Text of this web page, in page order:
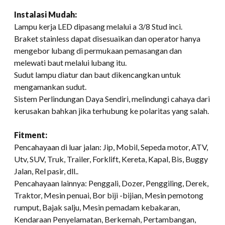
Instalasi Mudah:
Lampu kerja LED dipasang melalui a 3/8 Stud inci.
Braket stainless dapat disesuaikan dan operator hanya
mengebor lubang di permukaan pemasangan dan
melewati baut melalui lubang itu.
Sudut lampu diatur dan baut dikencangkan untuk
mengamankan sudut.
Sistem Perlindungan Daya Sendiri, melindungi cahaya dari
kerusakan bahkan jika terhubung ke polaritas yang salah.
Fitment:
Pencahayaan di luar jalan: Jip, Mobil, Sepeda motor, ATV,
Utv, SUV, Truk, Trailer, Forklift, Kereta, Kapal, Bis, Buggy
Jalan, Rel pasir, dll..
Pencahayaan lainnya: Penggali, Dozer, Penggiling, Derek,
Traktor, Mesin penuai, Bor biji -bijian, Mesin pemotong
rumput, Bajak salju, Mesin pemadam kebakaran,
Kendaraan Penyelamatan, Berkemah, Pertambangan,